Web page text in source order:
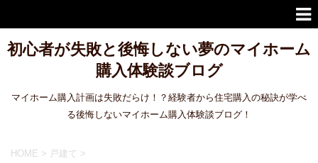
初心者が失敗と後悔しない夢のマイホーム
購入体験談ブログ
マイホーム購入計画は失敗だらけ！？経験者から住宅購入の秘訣が学べ
る後悔しないマイホーム購入体験談ブログ！
HOME > 戸建て >